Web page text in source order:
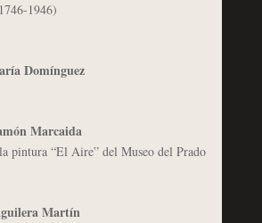
1946)
Domínguez
Marcaida
pintura “El Aire” del Museo del Prado
Martín